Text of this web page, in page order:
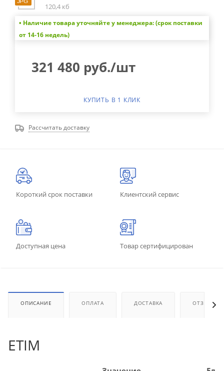
120,4 кб
• Наличие товара уточняйте у менеджера: (срок поставки
от 14-16 недель)
321 480 руб./шт
КУПИТЬ В 1 КЛИК
Рассчитать доставку
Короткий срок поставки Клиентский сервис
Доступная цена Товар сертифицирован
ОПИСАНИЕ ОПЛАТА ДОСТАВКА ОТЗЫВЫ
ETIM